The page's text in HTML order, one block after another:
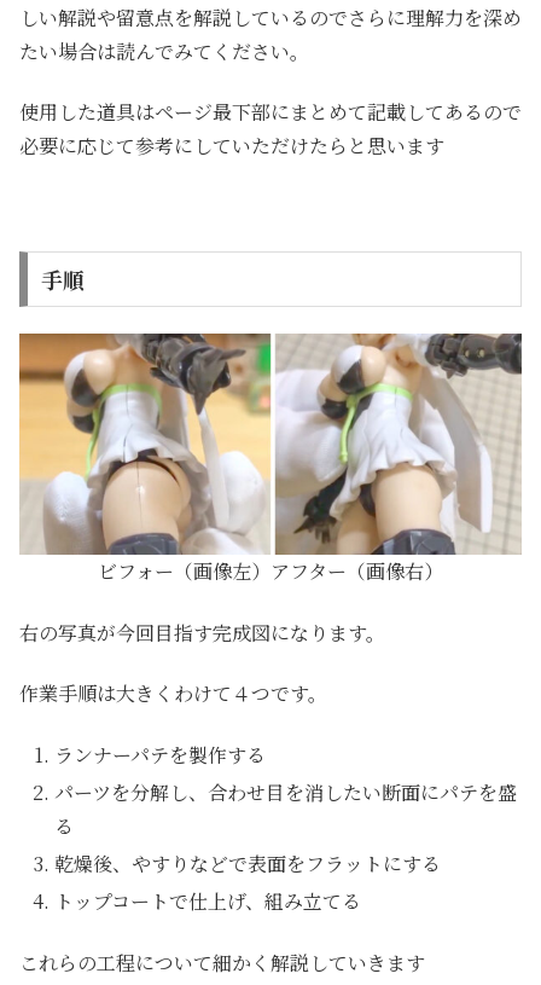
しい解説や留意点を解説しているのでさらに理解力を深め
たい場合は読んでみてください。
使用した道具はページ最下部にまとめて記載してあるので
必要に応じて参考にしていただけたらと思います
手順
ビフォー（画像左）アフター（画像右）
右の写真が今回目指す完成図になります。
作業手順は大きくわけて４つです。
ランナーパテを製作する
パーツを分解し、合わせ目を消したい断面にパテを盛
る
乾燥後、やすりなどで表面をフラットにする
トップコートで仕上げ、組み立てる
これらの工程について細かく解説していきます